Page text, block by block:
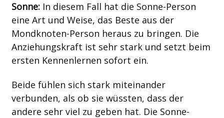
Sonne:In diesem Fall hat die Sonne-Person
eine Art und Weise, das Beste aus der
Mondknoten-Person heraus zu bringen. Die
Anziehungskraft ist sehr stark und setzt beim
ersten Kennenlernen sofort ein.
Beide fühlen sich stark miteinander
verbunden, als ob sie wüssten, dass der
andere sehr viel zu geben hat. Die Sonne-